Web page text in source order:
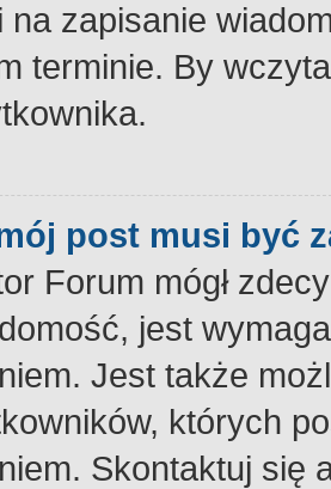
na zapisanie
terminie. By
post musi być
Forum mógł
jest
Jest także
których
Skontaktuj się